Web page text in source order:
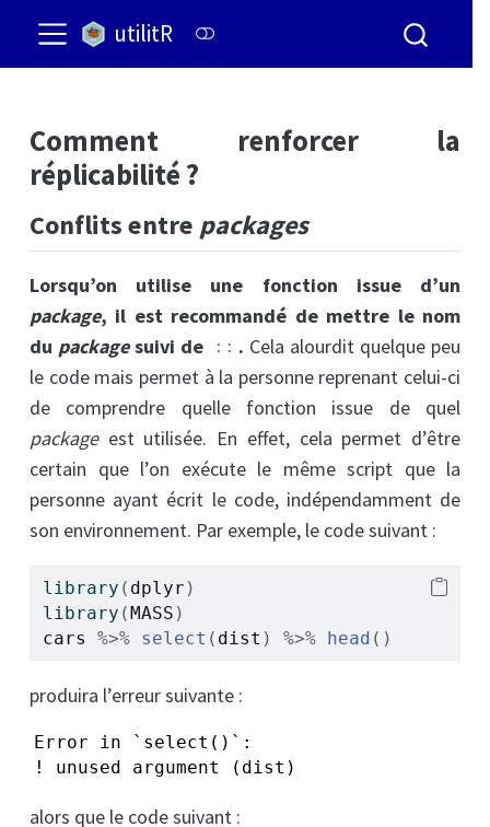
utilitR
Comment renforcer la
réplicabilité ?
Conflits entre packages
Lorsqu’on utilise une fonction issue d’un
package, il est recommandé de mettre le nom
du packagesuivi de :: . Cela alourdit quelque peu
le code mais permet à la personne reprenant celui-ci
de comprendre quelle fonction issue de quel
packageest utilisée. En effet, cela permet d’être
certain que l’on exécute le même script que la
personne ayant écrit le code, indépendamment de
son environnement. Par exemple, le code suivant :
library ( dplyr )
library (MASS )
cars
%>% select ( dist ) %>% head ( )
produira l’erreur suivante :
Error in `select()`:
! unused argument (dist)
alors que le code suivant :